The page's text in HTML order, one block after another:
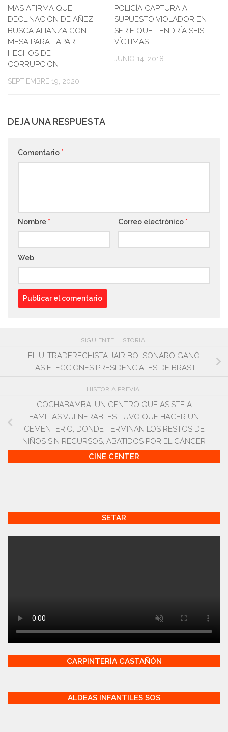
MAS AFIRMA QUE
DECLINACIÓN DE AÑEZ
BUSCA ALIANZA CON
MESA PARA TAPAR
HECHOS DE
CORRUPCIÓN
SEPTIEMBRE 19, 2020
POLICÍA CAPTURA A
SUPUESTO VIOLADOR EN
SERIE QUE TENDRÍA SEIS
VÍCTIMAS
JUNIO 14, 2018
DEJA UNA RESPUESTA
Comentario *
Nombre * Correo electrónico *
Web
SIGUIENTE HISTORIA
EL ULTRADERECHISTA JAIR BOLSONARO GANÓ
LAS ELECCIONES PRESIDENCIALES DE BRASIL
HISTORIA PREVIA
COCHABAMBA: UN CENTRO QUE ASISTE A
FAMILIAS VULNERABLES TUVO QUE HACER UN
CEMENTERIO, DONDE TERMINAN LOS RESTOS DE
NIÑOS SIN RECURSOS, ABATIDOS POR EL CÁNCER
CINE CENTER
SETAR
CARPINTERÍA CASTAÑÓN
ALDEAS INFANTILES SOS